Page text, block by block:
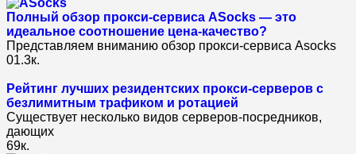
Полный обзор прокси-сервиса ASocks — это
идеальное соотношение цена-качество?
Представляем вниманию обзор прокси-сервиса Asocks
01.3к.
Рейтинг лучших резидентских прокси-серверов с
безлимитным трафиком и ротацией
Существует несколько видов серверов-посредников,
дающих
69к.